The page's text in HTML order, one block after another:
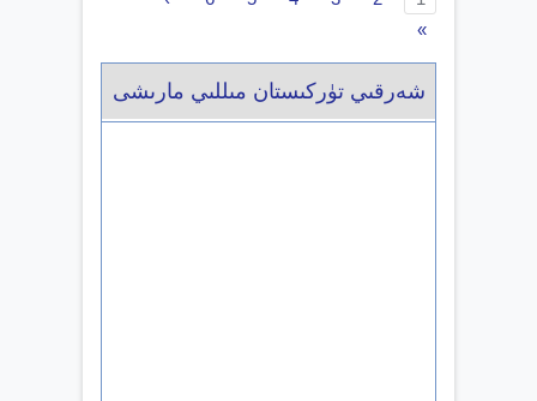
»
شەرقىي تۈركىستان مىللىي مارىشى